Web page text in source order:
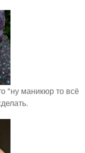
"ну маникюр то всё